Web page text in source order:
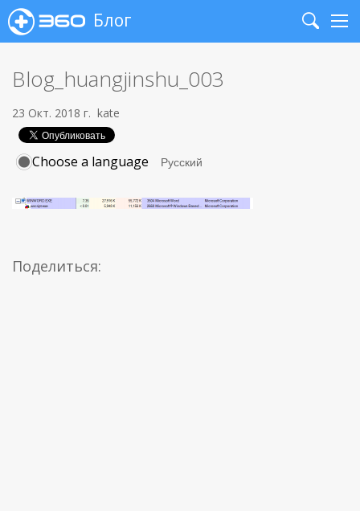
Блог
Search
Blog_huangjinshu_003
23 Окт. 2018 г. kate
Choose a language
Поделиться: